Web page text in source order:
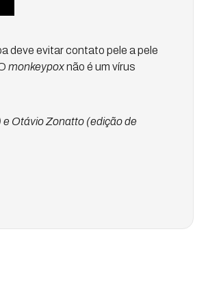
deve evitar contato pele a pele
monkeypoxnão é um vírus
Otávio Zonatto (edição de